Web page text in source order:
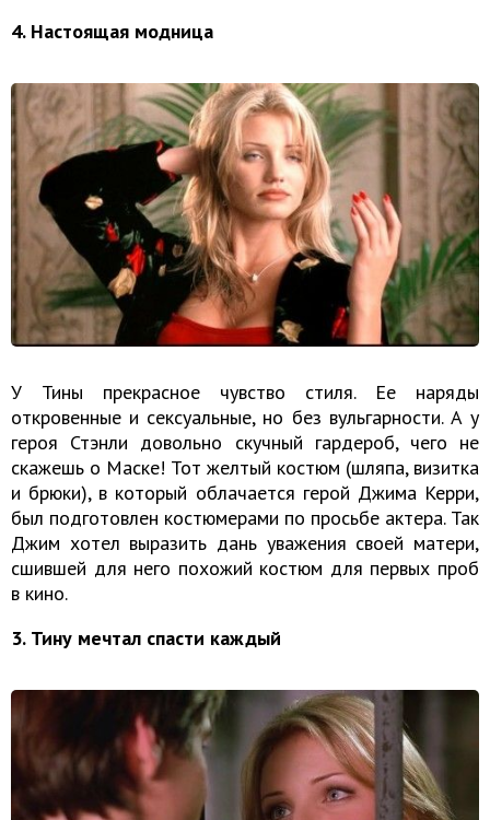
4. Настоящая модница
У Тины прекрасное чувство стиля. Ее наряды
откровенные и сексуальные, но без вульгарности. А у
героя Стэнли довольно скучный гардероб, чего не
скажешь о Маске! Тот желтый костюм (шляпа, визитка
и брюки), в который облачается герой Джима Керри,
был подготовлен костюмерами по просьбе актера. Так
Джим хотел выразить дань уважения своей матери,
сшившей для него похожий костюм для первых проб
в кино.
3. Тину мечтал спасти каждый